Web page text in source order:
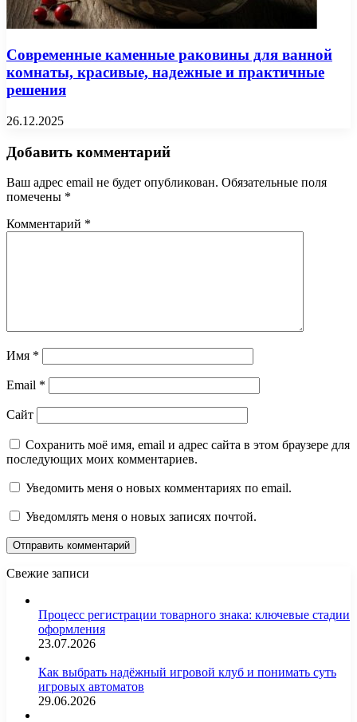
Современные каменные раковины для ванной
комнаты, красивые, надежные и практичные
решения
26.12.2025
Добавить комментарий
Ваш адрес email не будет опубликован. Обязательные поля
помечены *
Комментарий *
Имя *
Email *
Сайт
Сохранить моё имя, email и адрес сайта в этом браузере для
последующих моих комментариев.
Уведомить меня о новых комментариях по email.
Уведомлять меня о новых записях почтой.
Свежие записи
Процесс регистрации товарного знака: ключевые стадии
оформления
23.07.2026
Как выбрать надёжный игровой клуб и понимать суть
игровых автоматов
29.06.2026